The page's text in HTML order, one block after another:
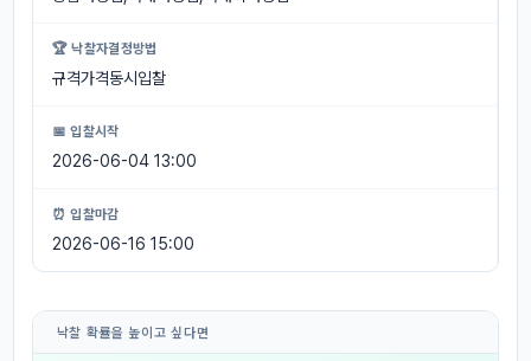
🏆 낙찰자결정방법
규격가격동시입찰
📅 입찰시작
2026-06-04 13:00
⏰ 입찰마감
2026-06-16 15:00
낙찰 확률을 높이고 싶다면